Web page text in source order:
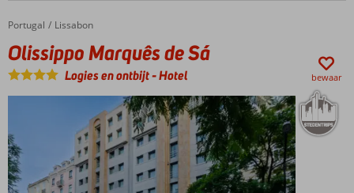
Home
Portugal Lissabon
Olissippo Marquês de Sá
Olissippo Marquês de Sá
Logies en ontbijt-Hotel bewaar